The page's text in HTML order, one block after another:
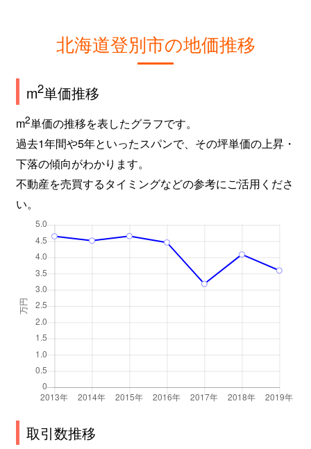
北海道登別市の地価推移
m2単価推移
m2単価の推移を表したグラフです。
過去1年間や5年といったスパンで、その坪単価の上昇・
下落の傾向がわかります。
不動産を売買するタイミングなどの参考にご活用くださ
い。
取引数推移